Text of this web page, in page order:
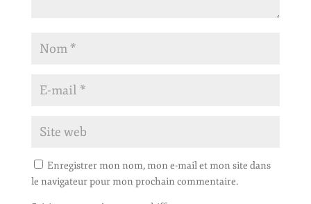
Enregistrer mon nom, mon e-mail et mon site dans
le navigateur pour mon prochain commentaire.